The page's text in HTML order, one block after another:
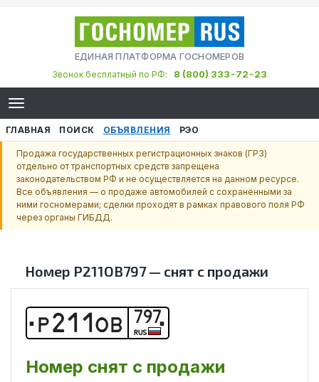
ЕДИНАЯ ПЛАТФОРМА ГОСНОМЕРОВ
Звонок бесплатный по РФ:
8 (800) 333-72-23
ГЛАВНАЯ ПОИСК ОБЪЯВЛЕНИЯ РЭО
Продажа государственных регистрационных знаков (ГРЗ)
отдельно от транспортных средств запрещена
законодательством РФ и не осуществляется на данном ресурсе.
Все объявления — о продаже автомобилей с сохранёнными за
ними госномерами; сделки проходят в рамках правового поля РФ
через органы ГИБДД.
Номер Р211ОВ797— снят с продажи
Р21 1 ОВ 797
RUS
Номер снят с продажи